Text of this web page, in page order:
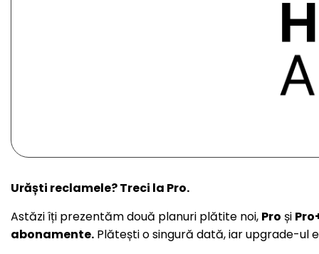
Urăști reclamele? Treci la Pro.
Astăzi îți prezentăm două planuri plătite noi, Pro și
abonamente. Plătești o singură dată, iar upgrade-ul